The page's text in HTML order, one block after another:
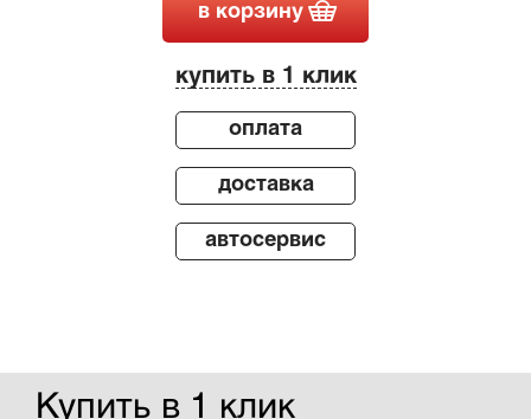
в корзину
купить в 1 клик
оплата
доставка
автосервис
Купить в 1 клик